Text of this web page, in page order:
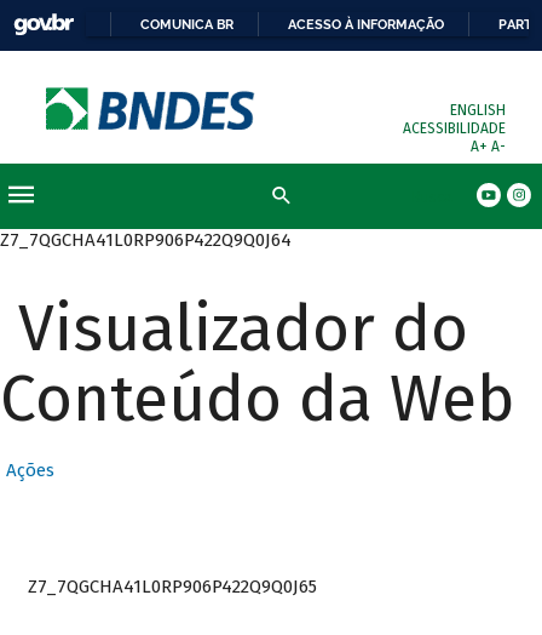
COMUNICA BR ACESSO À INFORMAÇÃO
ENGLISH
ACESSIBILIDADE
A+ A-
Z7_7QGCHA41L0RP906P422Q9Q0J64
Visualizador do
Conteúdo da Web
Ações
Z7_7QGCHA41L0RP906P422Q9Q0J65